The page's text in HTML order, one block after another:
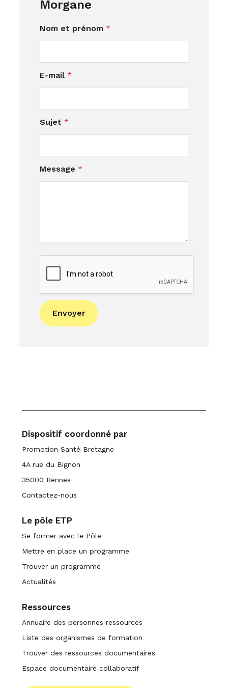
Morgane
Nom et prénom *
E-mail *
p
n
n
Sujet *
Message *
Envoyer
Dispositif coordonné par
Promotion Santé Bretagne
4A rue du Bignon
35000 Rennes
Contactez-nous
Le pôle ETP
Se former avec le Pôle
Mettre en place un programme
Trouver un programme
Actualités
Ressources
Annuaire des personnes ressources
Liste des organismes de formation
Trouver des ressources documentaires
Espace documentaire collaboratif